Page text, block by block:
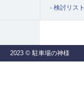
検討リスト
2023 © 駐車場の神様